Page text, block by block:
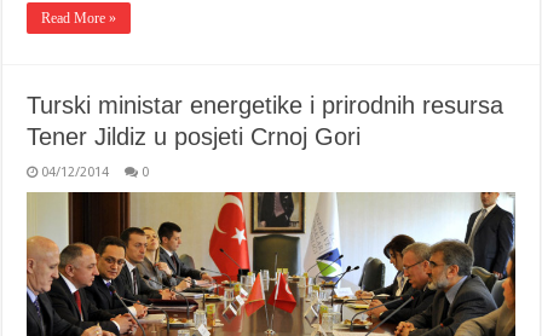
Read More »
Turski ministar energetike i prirodnih resursa
Tener Jildiz u posjeti Crnoj Gori
04/12/2014 0